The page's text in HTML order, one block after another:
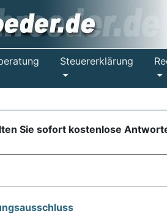
Steuererklärung
Sie sofort kostenlose